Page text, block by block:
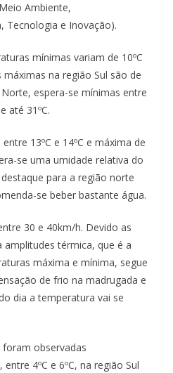
Ambiente,
Tecnologia e Inovação).
mínimas variam de 10ºC
máximas na região Sul são de
Norte, espera-se mínimas entre
até 31ºC.
13ºC e 14ºC e máxima de
se uma umidade relativa do
para a região norte
se beber bastante água.
30 e 40km/h. Devido as
térmica, que é a
máxima e mínima, segue
de frio na madrugada e
dia a temperatura vai se
observadas
4ºC e 6ºC, na região Sul